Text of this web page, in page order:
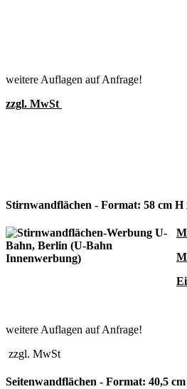
weitere Auflagen auf Anfrage!
zzgl. MwSt
Stirnwandflächen - Format: 58 cm H
weitere Auflagen auf Anfrage!
zzgl. MwSt
Seitenwandflächen - Format: 40,5